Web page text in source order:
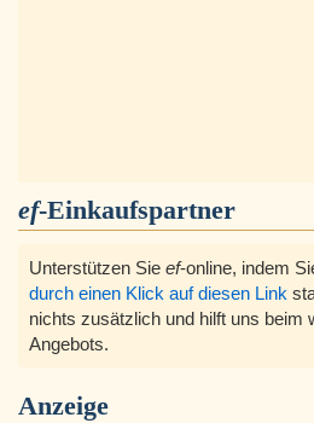
ef-Einkaufspartner
Unterstützen Sie ef-online, indem
durch einen Klick auf diesen Link
nichts zusätzlich und hilft uns beim
Angebots.
Anzeige